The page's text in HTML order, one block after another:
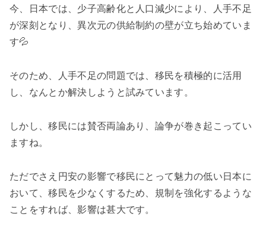
今、日本では、少子高齢化と人口減少により、人手不足
が深刻となり、異次元の供給制約の壁が立ち始めていま
す💦
そのため、人手不足の問題では、移民を積極的に活用
し、なんとか解決しようと試みています。
しかし、移民には賛否両論あり、論争が巻き起こってい
ますね。
ただでさえ円安の影響で移民にとって魅力の低い日本に
おいて、移民を少なくするため、規制を強化するような
ことをすれば、影響は甚大です。